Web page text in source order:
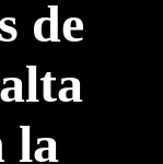
de
la